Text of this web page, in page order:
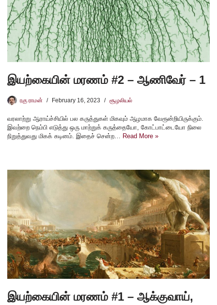
இயற்கையின் மரணம் #2 – ஆணிவேர் – 1
ரகு ராமன் February 16, 2023 சூழலியல்
வரலாற்று ஆராய்ச்சியில் பல கருத்துகள் மிகவும் ஆழமாக வேரூன்றியிருக்கும்.
இவற்றை நெம்பி எடுத்து ஒரு மாற்றுக் கருத்தையோ, கோட்பாட்டையோ நிலை
நிறுத்துவது மிகக் கடினம். இதைச் சென்ற… Read More »
இயற்கையின் மரணம் #1 – ஆக்குவாய்,